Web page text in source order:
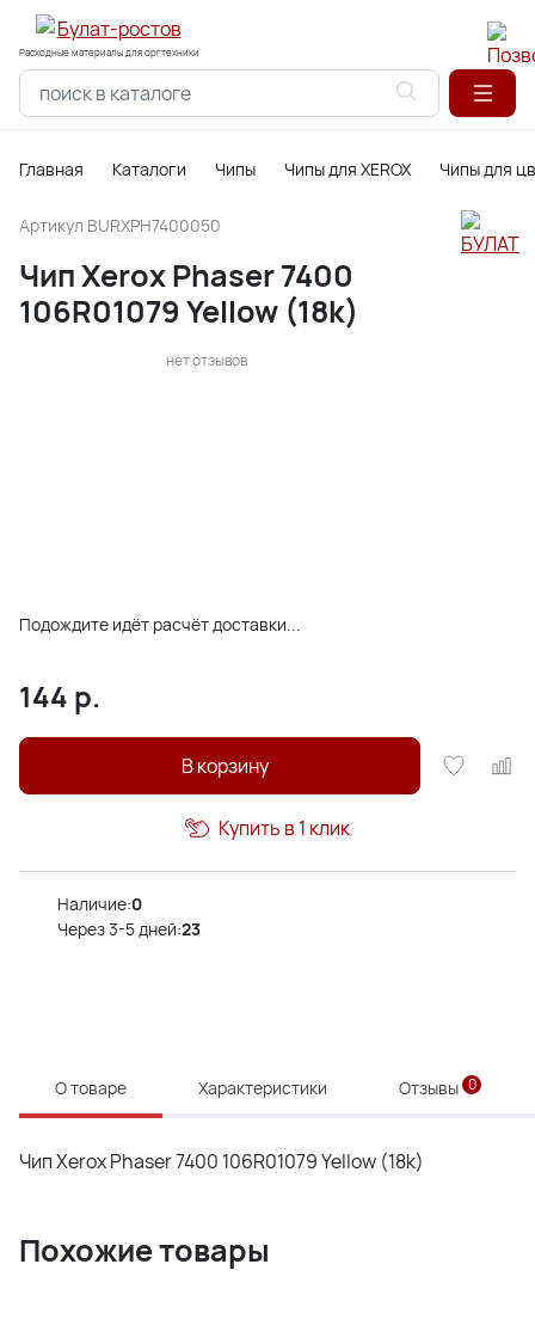
Расходные материалы для оргтехники
Главная Каталоги Чипы Чипы для XEROX Чипы для
Артикул BURXPH7400050
Чип Xerox Phaser 7400
106R01079 Yellow (18k)
нет отзывов
Подождите идёт расчёт доставки...
144 р.
В корзину
Купить в 1 клик
Наличие:0
Через 3-5 дней:23
О товаре Характеристики Отзывы 0
Чип Xerox Phaser 7400 106R01079 Yellow (18k)
Похожие товары